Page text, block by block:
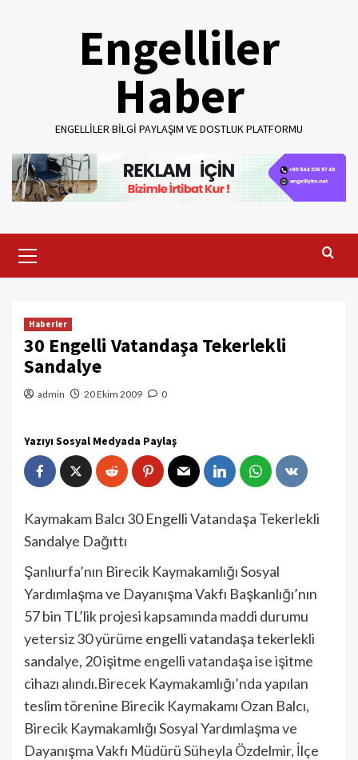
Engelliler
Haber
ENGELLILER BILGI PAYLAŞIM VE DOSTLUK PLATFORMU
Menu
Haberler
30 Engelli Vatandaşa Tekerlekli
Sandalye
admin 20 Ekim 2009 0
Yazıyı Sosyal Medyada Paylaş
Kaymakam Balcı 30 Engelli Vatandaşa Tekerlekli
Sandalye Dağıttı
Şanlıurfa’nın Birecik Kaymakamlığı Sosyal
Yardımlaşma ve Dayanışma Vakfı Başkanlığı’nın
57 bin TL’lik projesi kapsamında maddi durumu
yetersiz 30 yürüme engelli vatandaşa tekerlekli
sandalye, 20 işitme engelli vatandaşa ise işitme
cihazı alındı.Birecek Kaymakamlığı’nda yapılan
teslim törenine Birecik Kaymakamı Ozan Balcı,
Birecik Kaymakamlığı Sosyal Yardımlaşma ve
Dayanışma Vakfı Müdürü Süheyla Özdelmir, İlçe